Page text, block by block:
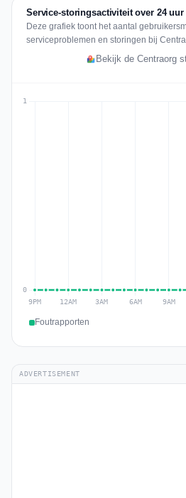
Service-storingsactiviteit over 24 uur
Deze grafiek toont het aantal
serviceproblemen en storingen bij
Bekijk de Centraorg
Foutrapporten
ADVERTISEMENT